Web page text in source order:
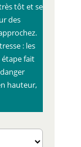
tôt et se
des
: les
fait
hauteur,